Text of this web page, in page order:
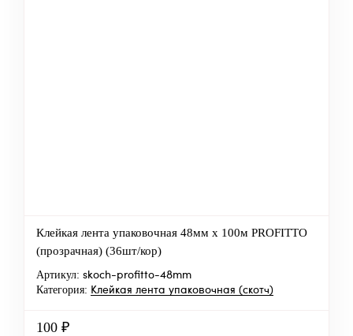
Клейкая лента упаковочная 48мм х 100м PROFITTO
(прозрачная) (36шт/кор)
Артикул: skoch-profitto-48mm
Категория: Клейкая лента упаковочная (скотч)
100 ₽